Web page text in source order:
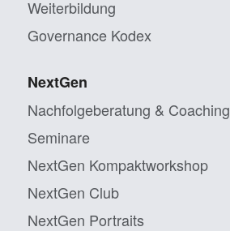
Weiterbildung
Governance Kodex
NextGen
Nachfolgeberatung & Coaching
Seminare
NextGen Kompaktworkshop
NextGen Club
NextGen Portraits